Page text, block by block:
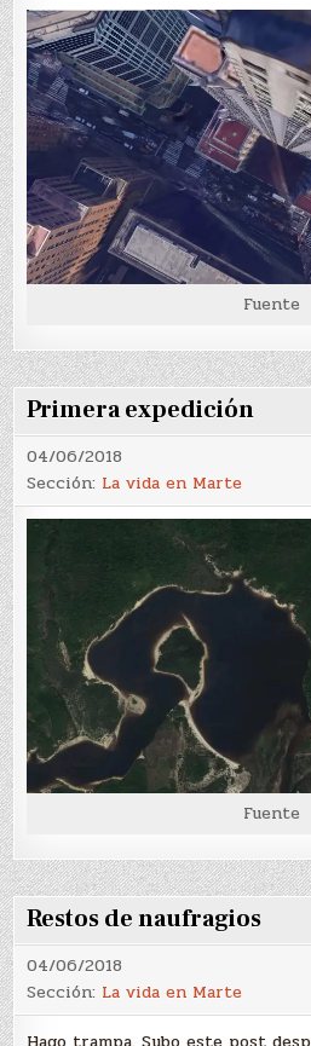
Fuente
Primera expedición
04/06/2018
Sección: La vida en Marte
Fuente
Restos de naufragios
04/06/2018
Sección: La vida en Marte